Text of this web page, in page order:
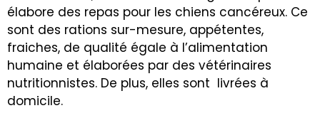
élabore des repas pour les chiens cancéreux. Ce
sont des rations sur-mesure, appétentes,
fraiches, de qualité égale à l’alimentation
humaine et élaborées par des vétérinaires
nutritionnistes. De plus, elles sont livrées à
domicile.